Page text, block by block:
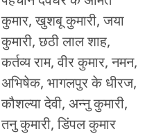
कुमार, खुशबू कुमारी, जया
कुमारी, छठी लाल शाह,
कर्तव्य राम, वीर कुमार, नमन,
अभिषेक, भागलपुर के धीरज,
कौशल्या देवी, अन्नु कुमारी,
तनु कुमारी, डिंपल कुमार